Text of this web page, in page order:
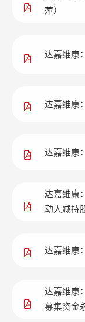
萍）
达嘉维康
达嘉维康
达嘉维康
达嘉维康
动人减持
达嘉维康
达嘉维康
募集资金